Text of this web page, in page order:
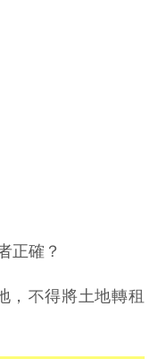
正確？
，不得將土地轉租